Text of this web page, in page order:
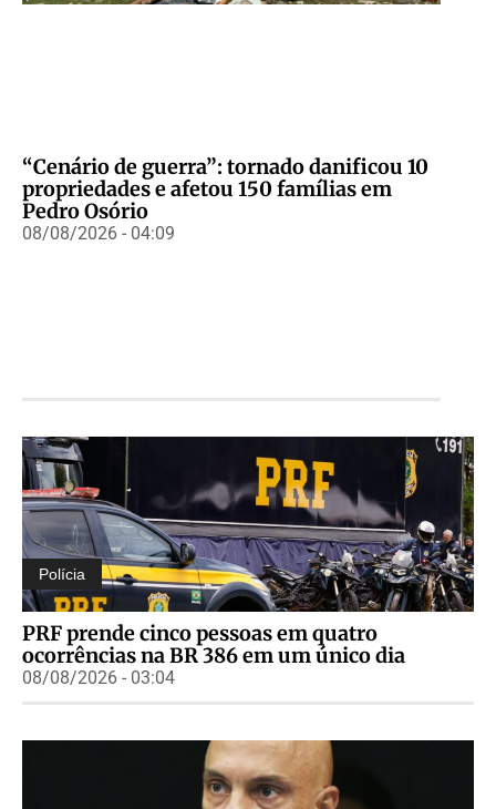
“Cenário de guerra”: tornado danificou 10
propriedades e afetou 150 famílias em
Pedro Osório
08/08/2026 - 04:09
Polícia
PRF prende cinco pessoas em quatro
ocorrências na BR 386 em um único dia
08/08/2026 - 03:04